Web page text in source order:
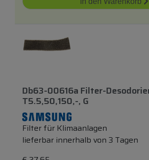
Db63-00616a Filter-
T5.5,50,150,-, G
Filter für Klimaanlagen
lieferbar innerhalb von 3 Tagen